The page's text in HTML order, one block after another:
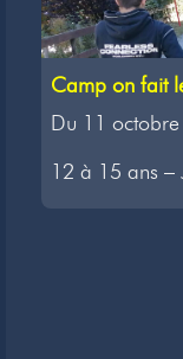
Camp on fait
Du 11
12 à 15 ans –